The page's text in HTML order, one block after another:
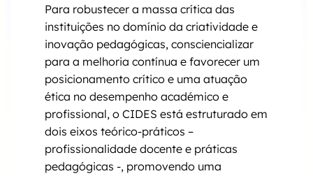
Para robustecer a massa crítica das
instituições no domínio da criatividade e
inovação pedagógicas, consciencializar
para a melhoria contínua e favorecer um
posicionamento crítico e uma atuação
ética no desempenho académico e
profissional, o CIDES está estruturado em
dois eixos teórico-práticos –
profissionalidade docente e práticas
pedagógicas -, promovendo uma